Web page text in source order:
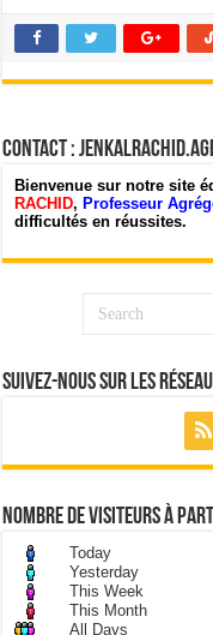
Contact :
Bienvenue sur notre site
RACHID,Professeur
difficultés en réussites.
Suivez-nous sur les
nombre de visiteurs à
Today
Yesterday
This Week
This Month
All Days